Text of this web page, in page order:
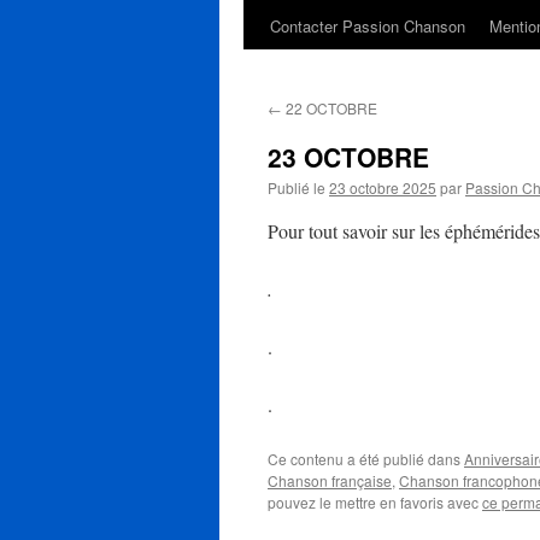
Contacter Passion Chanson
← 22 OCTOBRE
23 OCTOBRE
Publié le 23 octobre 2025 par Passion
Pour tout savoir sur les
.
.
.
Ce contenu a été publié dans
Chanson française, Chanson
pouvez le mettre en favoris avecce